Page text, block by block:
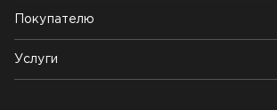
Почему выбирают нас
Контакты
Блог
Покупателю
Возврат товара
Как заказать
Услуги